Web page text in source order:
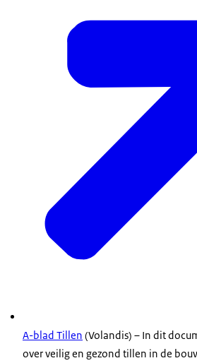
A-blad Tillen (Volandis) – In dit
over veilig en gezond tillen in de